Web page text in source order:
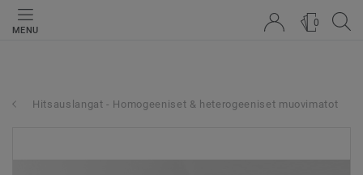
MENU
0
Hitsauslangat - Homogeeniset & heterogeeniset muovimatot